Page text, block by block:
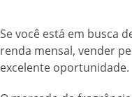
Se você está em busca
renda mensal, vender
excelente oportunidade.